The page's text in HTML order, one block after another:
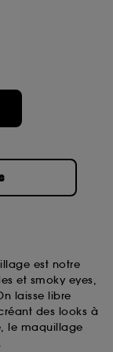
est notre
et smoky eyes,
laisse libre
des looks à
le maquillage
dépôt et la
de
les
à tout
Si vous
cookies